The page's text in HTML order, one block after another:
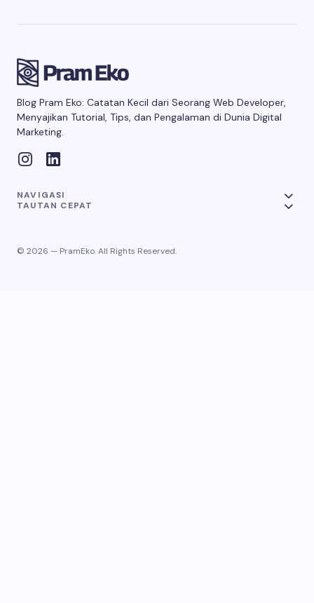
Blog Pram Eko: Catatan Kecil dari Seorang Web Developer,
Menyajikan Tutorial, Tips, dan Pengalaman di Dunia Digital
Marketing.
NAVIGASI
TAUTAN CEPAT
© 2026 — PramEko. All Rights Reserved.